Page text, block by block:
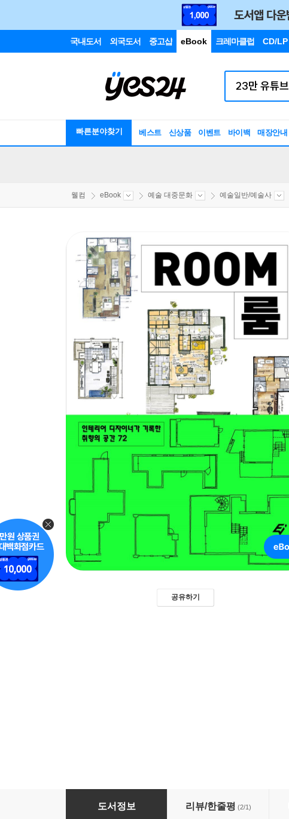
국내도서 외국도서 중고샵 eBook 크레마클럽 CD/LP
빠른분야찾기 베스트 신상품 이벤트 바이백 매장안내
웰컴 eBook 예술 대중문화 예술일반/예술사
공유하기
ROOM 룸
도서정보 리뷰/한줄평 (2/1)